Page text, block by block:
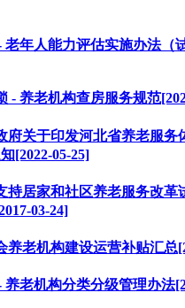
老年人能力评估实施办法（
- 养老机构查房服务规范
府关于印发河北省养老服务
[2022-05-25]
持居家和社区养老服务改革
03-24]
养老机构建设运营补贴汇总
养老机构分类分级管理办法